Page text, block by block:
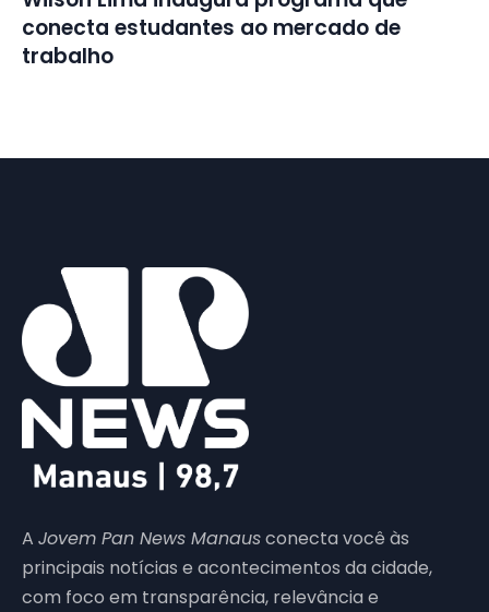
conecta estudantes ao mercado de
trabalho
A Jovem Pan News Manausconecta você às
principais notícias e acontecimentos da cidade,
com foco em transparência, relevância e